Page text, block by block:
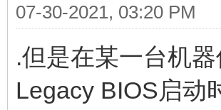
07-30-2021, 03:20 PM
.但是在某一台机
Legacy BIOS启动